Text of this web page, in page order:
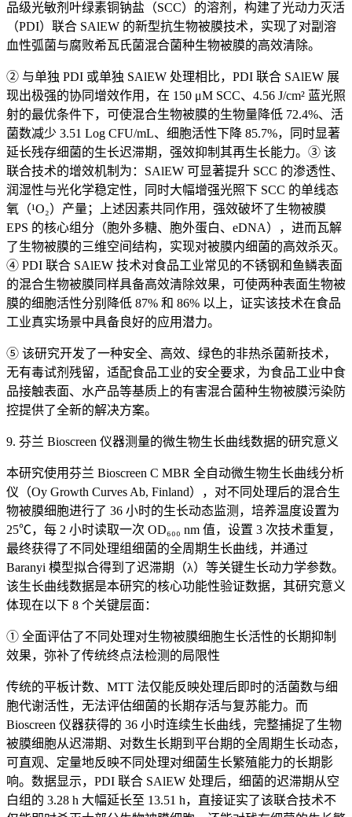
品级光敏剂叶绿素铜钠盐（SCC）的溶剂，构建了光动力灭活
（PDI）联合 SAlEW 的新型抗生物被膜技术，实现了对副溶
血性弧菌与腐败希瓦氏菌混合菌种生物被膜的高效清除。
② 与单独 PDI 或单独 SAlEW 处理相比，PDI 联合 SAlEW 展
现出极强的协同增效作用，在 150 μM SCC、4.56 J/cm² 蓝光照
射的最优条件下，可使混合生物被膜的生物量降低 72.4%、活
菌数减少 3.51 Log CFU/mL、细胞活性下降 85.7%，同时显著
延长残存细菌的生长迟滞期，强效抑制其再生长能力。③ 该
联合技术的增效机制为：SAlEW 可显著提升 SCC 的渗透性、
润湿性与光化学稳定性，同时大幅增强光照下 SCC 的单线态
氧（¹O₂）产量；上述因素共同作用，强效破坏了生物被膜
EPS 的核心组分（胞外多糖、胞外蛋白、eDNA），进而瓦解
了生物被膜的三维空间结构，实现对被膜内细菌的高效杀灭。
④ PDI 联合 SAlEW 技术对食品工业常见的不锈钢和鱼鳞表面
的混合生物被膜同样具备高效清除效果，可使两种表面生物被
膜的细胞活性分别降低 87% 和 86% 以上，证实该技术在食品
工业真实场景中具备良好的应用潜力。
⑤ 该研究开发了一种安全、高效、绿色的非热杀菌新技术，
无有毒试剂残留，适配食品工业的安全要求，为食品工业中食
品接触表面、水产品等基质上的有害混合菌种生物被膜污染防
控提供了全新的解决方案。
9. 芬兰 Bioscreen 仪器测量的微生物生长曲线数据的研究意义
本研究使用芬兰 Bioscreen C MBR 全自动微生物生长曲线分析
仪（Oy Growth Curves Ab, Finland），对不同处理后的混合生
物被膜细胞进行了 36 小时的生长动态监测，培养温度设置为
25℃，每 2 小时读取一次 OD₆₀₀ nm 值，设置 3 次技术重复，
最终获得了不同处理组细菌的全周期生长曲线，并通过
Baranyi 模型拟合得到了迟滞期（λ）等关键生长动力学参数。
该生长曲线数据是本研究的核心功能性验证数据，其研究意义
体现在以下 8 个关键层面：
① 全面评估了不同处理对生物被膜细胞生长活性的长期抑制
效果，弥补了传统终点法检测的局限性
传统的平板计数、MTT 法仅能反映处理后即时的活菌数与细
胞代谢活性，无法评估细菌的长期存活与复苏能力。而
Bioscreen 仪器获得的 36 小时连续生长曲线，完整捕捉了生物
被膜细胞从迟滞期、对数生长期到平台期的全周期生长动态，
可直观、定量地反映不同处理对细菌生长繁殖能力的长期影
响。数据显示，PDI 联合 SAlEW 处理后，细菌的迟滞期从空
白组的 3.28 h 大幅延长至 13.51 h，直接证实了该联合技术不